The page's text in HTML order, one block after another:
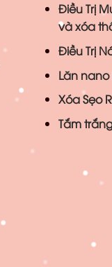
Điều Trị
và xóa
Điều Trị
Lăn nano
Xóa Sẹo
Tắm